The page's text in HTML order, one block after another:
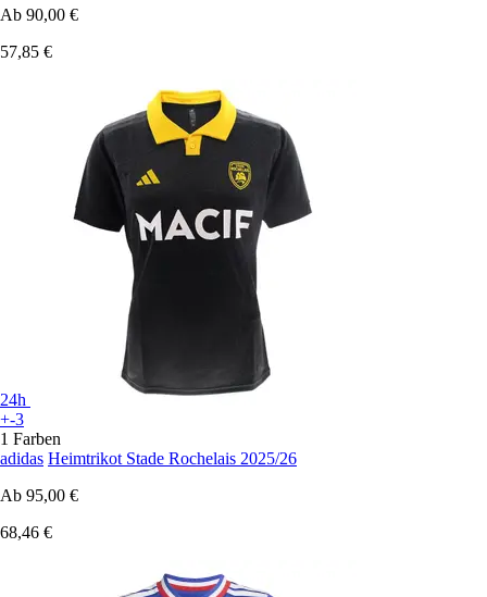
Ab 90,00 €
57,85 €
24h
+-3
1 Farben
adidas Heimtrikot Stade Rochelais 2025/26
Ab 95,00 €
68,46 €